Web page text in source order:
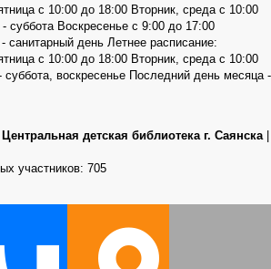
с 10:00 до 18:00 Вторник, среда с 10:00
суббота Воскресенье с 9:00 до 17:00
санитарный день Летнее расписание:
с 10:00 до 18:00 Вторник, среда с 10:00
воскресенье Последний день месяца -
Центральная детская библиотека г. Саянска |
участников: 705